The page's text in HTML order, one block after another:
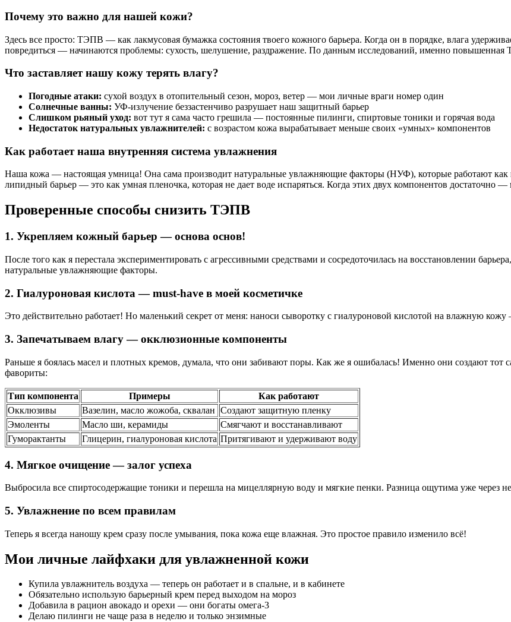
Почему это важно для нашей кожи?
Здесь все просто: ТЭПВ — как лакмусовая бумажка состояния твоего кожного барьера. Когда он в порядке, влага
повредиться — начинаются проблемы: сухость, шелушение, раздражение. По данным исследований, именно
Что заставляет нашу кожу терять влагу?
Погодные атаки: сухой воздух в отопительный сезон, мороз, ветер — мои личные враги номер один
Солнечные ванны: УФ-излучение беззастенчиво разрушает наш защитный барьер
Слишком рьяный уход: вот тут я сама часто грешила — постоянные пилинги, спиртовые тоники и горячая вода
Недостаток натуральных увлажнителей: с возрастом кожа вырабатывает меньше своих «умных» компонентов
Как работает наша внутренняя система увлажнения
Наша кожа — настоящая умница! Она сама производит натуральные увлажняющие факторы (НУФ), которые работают как
липидный барьер — это как умная пленочка, которая не дает воде испаряться. Когда этих двух компонентов достаточно
Проверенные способы снизить ТЭПВ
1. Укрепляем кожный барьер — основа основ!
После того как я перестала экспериментировать с агрессивными средствами и сосредоточилась на восстановлении
натуральные увлажняющие факторы.
2. Гиалуроновая кислота — must-have в моей косметичке
Это действительно работает! Но маленький секрет от меня: наноси сыворотку с гиалуроновой кислотой на влажную
3. Запечатываем влагу — окклюзионные компоненты
Раньше я боялась масел и плотных кремов, думала, что они забивают поры. Как же я ошибалась! Именно они создают тот
фавориты:
Тип компонента Примеры
Как работают
Окклюзивы
Вазелин, масло жожоба, сквалан Создают защитную пленку
Эмоленты
Масло ши, керамиды
Смягчают и восстанавливают
Гуморактанты
Глицерин, гиалуроновая кислота Притягивают и удерживают воду
4. Мягкое очищение — залог успеха
Выбросила все спиртосодержащие тоники и перешла на мицеллярную воду и мягкие пенки. Разница ощутима уже через
5. Увлажнение по всем правилам
Теперь я всегда наношу крем сразу после умывания, пока кожа еще влажная. Это простое правило изменило всё!
Мои личные лайфхаки для увлажненной кожи
Купила увлажнитель воздуха — теперь он работает и в спальне, и в кабинете
Обязательно использую барьерный крем перед выходом на мороз
Добавила в рацион авокадо и орехи — они богаты омега-3
Делаю пилинги не чаще раза в неделю и только энзимные